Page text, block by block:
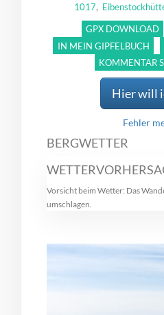
1017,
GPX DOWNLOAD
IN MEIN GIPFELBUCH
KOMMENTAR
Hier will
Fehler
BERGWETTER
Vorsicht beim Wetter: Das
umschlagen.